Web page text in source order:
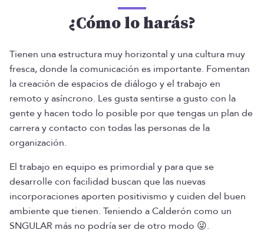
¿Cómo lo harás?
Tienen una estructura muy horizontal y una cultura muy
fresca, donde la comunicación es importante. Fomentan
la creación de espacios de diálogo y el trabajo en
remoto y asíncrono. Les gusta sentirse a gusto con la
gente y hacen todo lo posible por que tengas un plan de
carrera y contacto con todas las personas de la
organización.
El trabajo en equipo es primordial y para que se
desarrolle con facilidad buscan que las nuevas
incorporaciones aporten positivismo y cuiden del buen
ambiente que tienen. Teniendo a Calderón como un
SNGULAR más no podría ser de otro modo 😜.